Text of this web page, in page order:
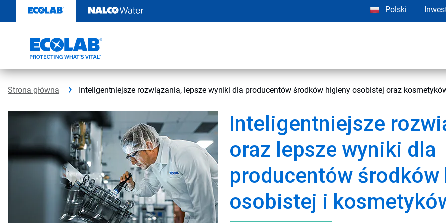
zawartości
Polski
Strona główna Inteligentniejsze rozwiązania, lepsze wyniki dla producentów środków higieny osobistej oraz
Inteligentniejsze
oraz lepsze wyniki dla
producentów środków
osobistej i